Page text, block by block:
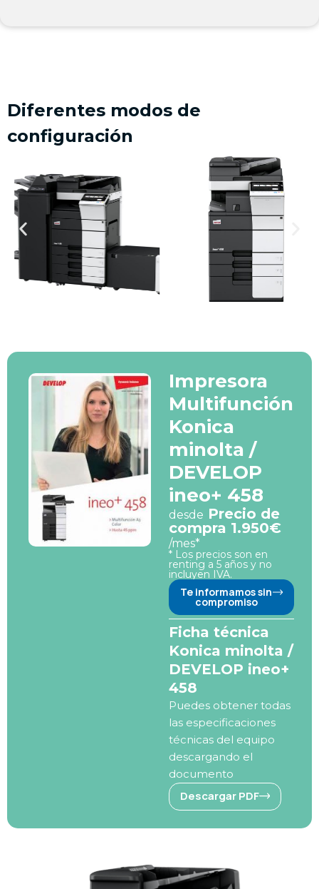
Diferentes modos de
configuración
Impresora
Multifunción
Konica
minolta /
DEVELOP
ineo+ 458
desde Precio de
compra 1.950€
/mes*
* Los precios son en
renting a 5 años y no
incluyen IVA.
Te informamos sin
compromiso
Ficha técnica
Konica minolta /
DEVELOP ineo+
458
Puedes obtener todas
las especificaciones
técnicas del equipo
descargando el
documento
Descargar PDF